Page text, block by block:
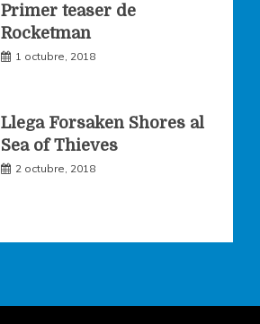
Primer teaser de
Rocketman
1 octubre, 2018
Llega Forsaken Shores al
Sea of Thieves
2 octubre, 2018